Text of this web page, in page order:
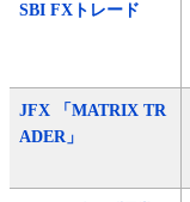
SBI FXトレード
JFX 「MATRIX TR
ADER」